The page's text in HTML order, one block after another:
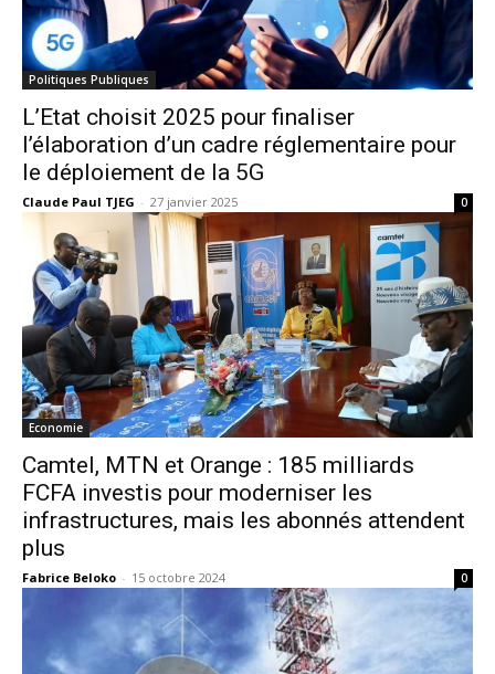
Politiques Publiques
L’Etat choisit 2025 pour finaliser
l’élaboration d’un cadre réglementaire pour
le déploiement de la 5G
Claude Paul TJEG - 27 janvier 2025 0
Economie
Camtel, MTN et Orange : 185 milliards
FCFA investis pour moderniser les
infrastructures, mais les abonnés attendent
plus
Fabrice Beloko - 15 octobre 2024 0